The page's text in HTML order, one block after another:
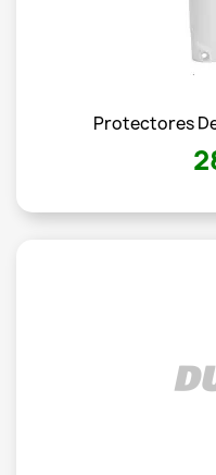
Protectores